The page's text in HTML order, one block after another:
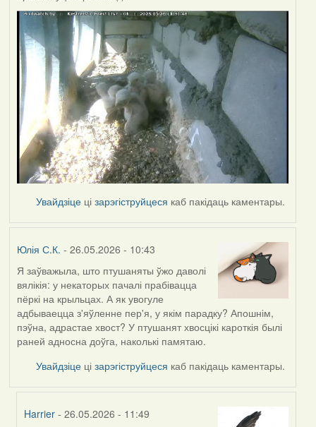
Увайдзіце цізарэгіструйцеся каб пакідаць каментары.
Юлія С.К. - 26.05.2026 - 10:43
Я заўважыла, што птушаняты ўжо даволі
вялікія: у некаторых пачалі прабівацца
пёркі на крыльцах. А як увогуле
адбываецца з'яўленне пер'я, у якім парадку? Апошнім,
пэўна, адрастае хвост? У птушанят хвосцікі кароткія былі
раней адносна доўга, наколькі памятаю.
Увайдзіце цізарэгіструйцеся каб пакідаць каментары.
Harrier - 26.05.2026 - 11:49